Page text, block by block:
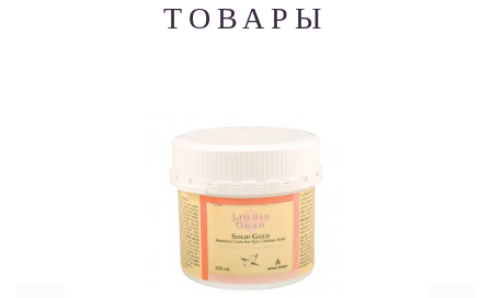
ТОВАРЫ